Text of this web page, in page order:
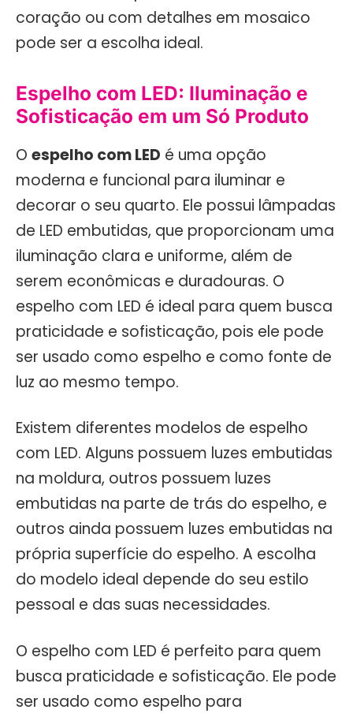
coração ou com detalhes em mosaico
pode ser a escolha ideal.
Espelho com LED: Iluminação e
Sofisticação em um Só Produto
O espelho com LED é uma opção
moderna e funcional para iluminar e
decorar o seu quarto. Ele possui lâmpadas
de LED embutidas, que proporcionam uma
iluminação clara e uniforme, além de
serem econômicas e duradouras. O
espelho com LED é ideal para quem busca
praticidade e sofisticação, pois ele pode
ser usado como espelho e como fonte de
luz ao mesmo tempo.
Existem diferentes modelos de espelho
com LED. Alguns possuem luzes embutidas
na moldura, outros possuem luzes
embutidas na parte de trás do espelho, e
outros ainda possuem luzes embutidas na
própria superfície do espelho. A escolha
do modelo ideal depende do seu estilo
pessoal e das suas necessidades.
O espelho com LED é perfeito para quem
busca praticidade e sofisticação. Ele pode
ser usado como espelho para